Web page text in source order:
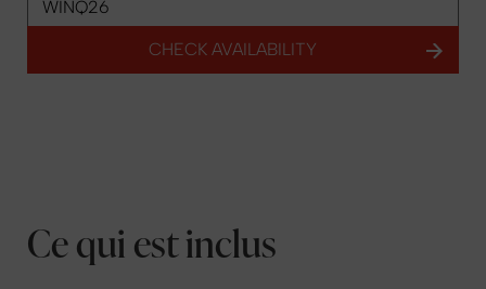
CHECK AVAILABILITY
Ce qui est inclus